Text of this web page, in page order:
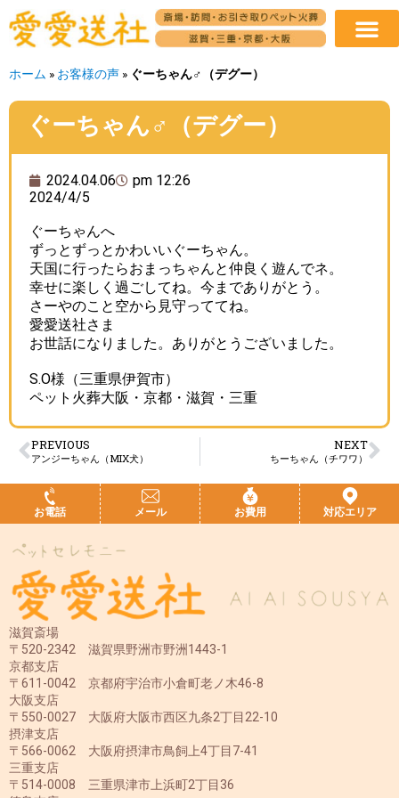
ホーム » お客様の声 » ぐーちゃん♂（デグー）
ぐーちゃん♂（デグー）
2024.04.06
pm 12:26
2024/4/5
ぐーちゃんへ
ずっとずっとかわいいぐーちゃん。
天国に行ったらおまっちゃんと仲良く遊んでネ。
幸せに楽しく過ごしてね。今までありがとう。
さーやのこと空から見守っててね。
愛愛送社さま
お世話になりました。ありがとうございました。
S.O様（三重県伊賀市）
ペット火葬大阪・京都・滋賀・三重
PREVIOUS
アンジーちゃん（MIX犬）
NEXT
ちーちゃん（チワワ）
お電話 メール お費用 対応エリア
滋賀斎場
〒520-2342 滋賀県野洲市野洲1443-1
京都支店
〒611-0042 京都府宇治市小倉町老ノ木46-8
大阪支店
〒550-0027 大阪府大阪市西区九条2丁目22-10
摂津支店
〒566-0062 大阪府摂津市鳥飼上4丁目7-41
三重支店
〒514-0008 三重県津市上浜町2丁目36